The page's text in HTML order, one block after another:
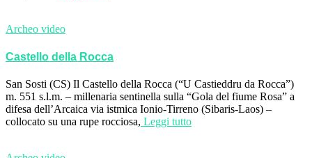
Archeo video
Castello della Rocca
San Sosti (CS) Il Castello della Rocca (“U Castieddru da Rocca”)
m. 551 s.l.m. – millenaria sentinella sulla “Gola del fiume Rosa” a
difesa dell’Arcaica via istmica Ionio-Tirreno (Sibaris-Laos) –
collocato su una rupe rocciosa, Leggi tutto